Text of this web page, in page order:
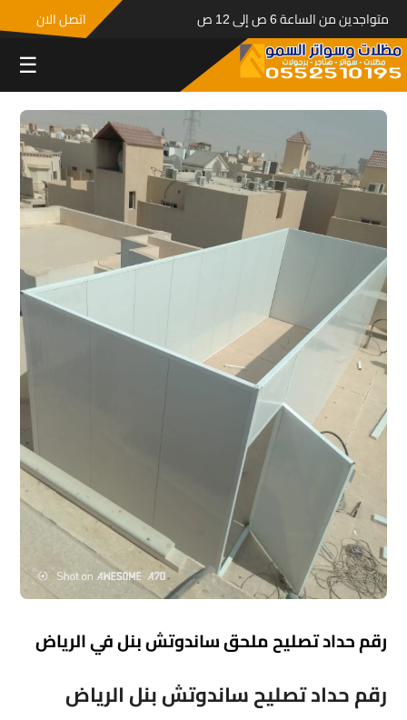
متواجدين من الساعة 6 ص إلى 12 ص اتصل الان
☰
رقم حداد تصليح ملحق ساندوتش بنل في الرياض
رقم حداد تصليح ساندوتش بنل الرياض